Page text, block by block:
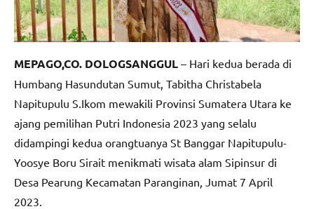
MEPAGO,CO. DOLOGSANGGUL – Hari kedua berada di
Humbang Hasundutan Sumut, Tabitha Christabela
Napitupulu S.Ikom mewakili Provinsi Sumatera Utara ke
ajang pemilihan Putri Indonesia 2023 yang selalu
didampingi kedua orangtuanya St Banggar Napitupulu-
Yoosye Boru Sirait menikmati wisata alam Sipinsur di
Desa Pearung Kecamatan Paranginan, Jumat 7 April
2023.